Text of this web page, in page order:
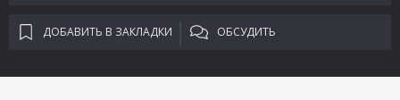
ДОБАВИТЬ В ЗАКЛАДКИ ОБСУДИТЬ